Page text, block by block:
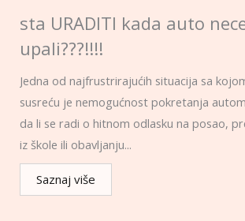
sta URADITI kada auto
upali???!!!!
Jedna od najfrustrirajućih situacija sa
susreću je nemogućnost pokretanja
da li se radi o hitnom odlasku na posao,
iz škole ili obavljanju...
Saznaj više